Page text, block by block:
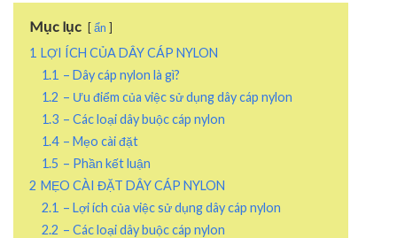
Mục lục ẩn
1 LỢI ÍCH CỦA DÂY CÁP NYLON
1.1 – Dây cáp nylon là gì?
1.2 – Ưu điểm của việc sử dụng dây cáp nylon
1.3 – Các loại dây buộc cáp nylon
1.4 – Mẹo cài đặt
1.5 – Phần kết luận
2 MẸO CÀI ĐẶT DÂY CÁP NYLON
2.1 – Lợi ích của việc sử dụng dây cáp nylon
2.2 – Các loại dây buộc cáp nylon